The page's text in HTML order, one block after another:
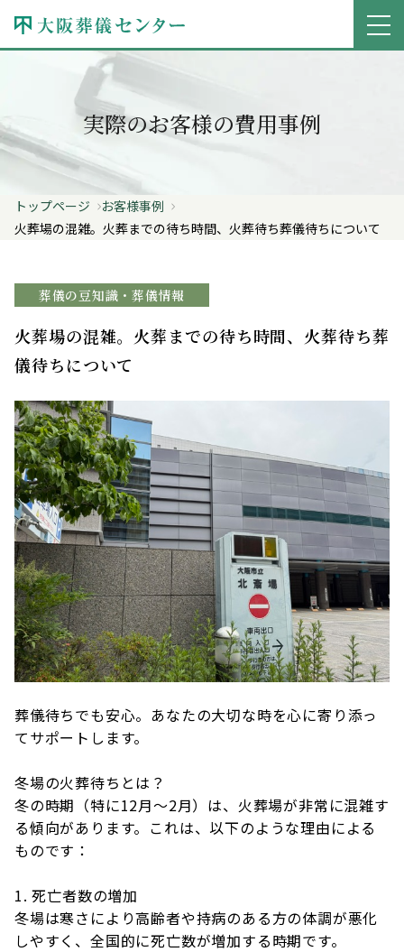
実際のお客様の費用事例
トップページ
お客様事例
火葬場の混雑。火葬までの待ち時間、火葬待ち葬儀待ちについて
葬儀の豆知識・葬儀情報
火葬場の混雑。火葬までの待ち時間、火葬待ち葬
儀待ちについて
葬儀待ちでも安心。あなたの大切な時を心に寄り添っ
てサポートします。
冬場の火葬待ちとは？
冬の時期（特に12月～2月）は、火葬場が非常に混雑す
る傾向があります。これは、以下のような理由による
ものです：
1. 死亡者数の増加
冬場は寒さにより高齢者や持病のある方の体調が悪化
しやすく、全国的に死亡数が増加する時期です。